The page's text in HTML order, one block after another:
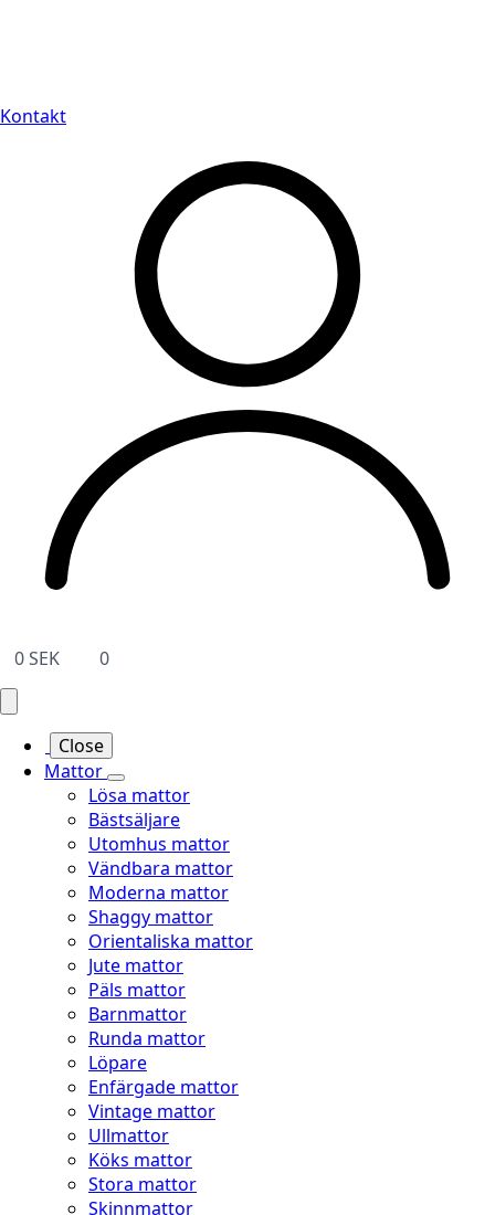
Kontakt
0SEK 0
Close
Mattor
Lösa mattor
Bästsäljare
Utomhus mattor
Vändbara mattor
Moderna mattor
Shaggy mattor
Orientaliska mattor
Jute mattor
Päls mattor
Barnmattor
Runda mattor
Löpare
Enfärgade mattor
Vintage mattor
Ullmattor
Köks mattor
Stora mattor
Skinnmattor